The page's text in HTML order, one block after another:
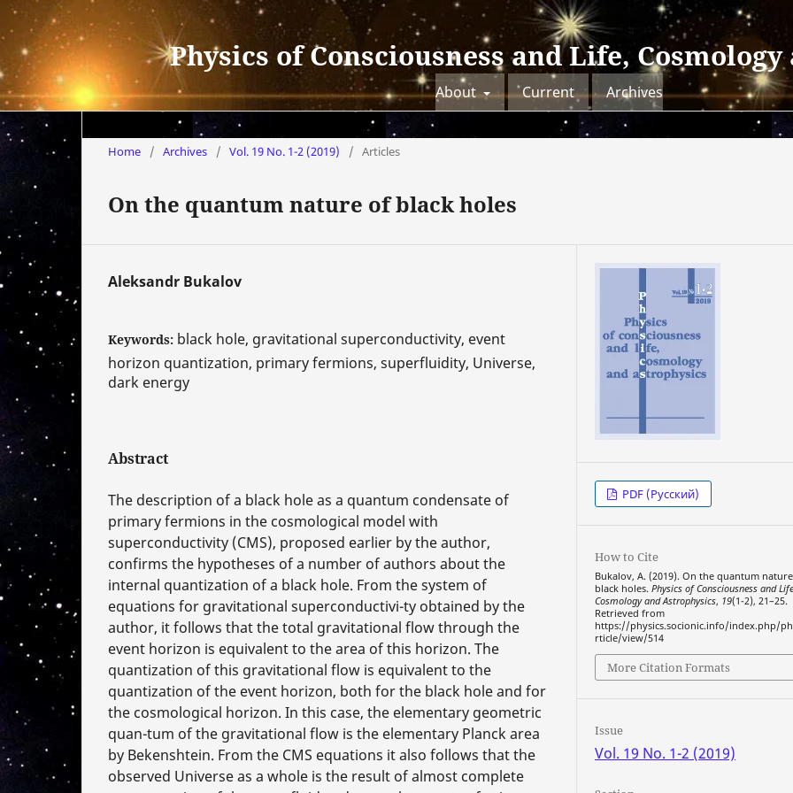
Physics of Consciousness and Life,
About Current Archives
Home / Archives / Vol. 19 No. 1-2 (2019) / Articles
On the quantum nature of black holes
Aleksandr Bukalov
Keywords: black hole, gravitational superconductivity, event
horizon quantization, primary fermions, superfluidity, Universe,
dark energy
Abstract
The description of a black hole as a quantum condensate of
primary fermions in the cosmological model with
superconductivity (CMS), proposed earlier by the author,
confirms the hypotheses of a number of authors about the
internal quantization of a black hole. From the system of
equations for gravitational superconductivi-ty obtained by the
author, it follows that the total gravitational flow through the
event horizon is equivalent to the area of this horizon. The
quantization of this gravitational flow is equivalent to the
quantization of the event horizon, both for the black hole and for
the cosmological horizon. In this case, the elementary geometric
quan-tum of the gravitational flow is the elementary Planck area
by Bekenshtein. From the CMS equations it also follows that the
observed Universe as a whole is the result of almost complete
PDF (Русский)
How to Cite
Bukalov, A. (2019). On the quantum
black holes.Physics of Consciousness and
Cosmology and Astrophysics, 19(1-2), 21–25.
Retrieved from
https://physics.socionic.info/index.php/
rticle/view/514
More Citation Formats
Issue
Vol. 19 No. 1-2 (2019)